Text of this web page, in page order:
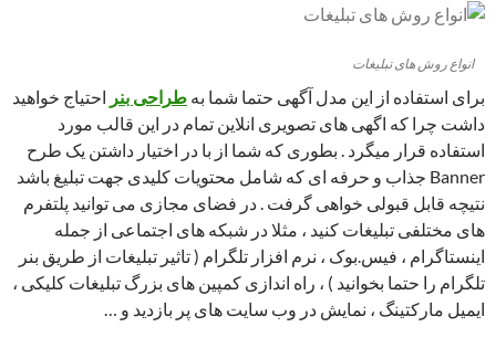
انواع روش های تبلیغات
برای استفاده از این مدل آگهی حتما شما به طراحی بنر احتیاج خواهید
داشت چرا که اگهی های تصویری انلاین تمام در این قالب مورد
استفاده قرار میگرد . بطوری که شما از با در اختیار داشتن یک طرح
Banner جذاب و حرفه ای که شامل محتویات کلیدی جهت تبلیغ باشد
نتیچه قابل قبولی خواهی گرفت . در فضای مجازی می توانید پلتفرم
های مختلفی تبلیغات کنید ، مثلا در شبکه های اجتماعی از جمله
اینستاگرام ، فیس.بوک ، نرم افزار تلگرام ( تاثیر تبلیغات از طریق بنر
تلگرام را حتما بخوانید ) ، راه اندازی کمپین های بزرگ تبلیغات کلیکی ،
ایمیل مارکتینگ ، نمایش در وب سایت های پر بازدید و …